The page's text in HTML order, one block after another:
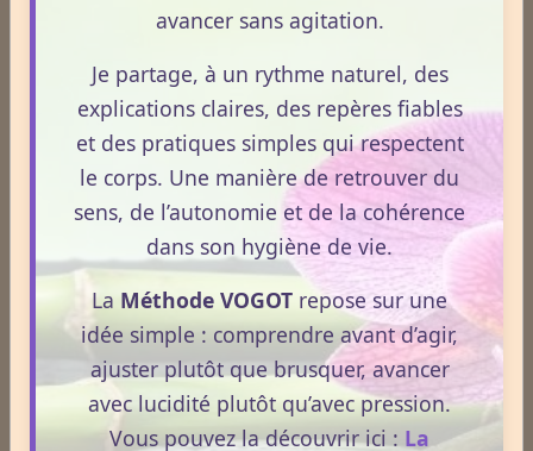
Plusieurs fois par semaine
Une fois par semaine
Une fois par mois
Plus rarement
Voter Voir les résultats
Statistiques
Aujourd'hui
avancer sans agitation.
Je partage, à un rythme naturel, des
explications claires, des repères fiables
et des pratiques simples qui respectent
le corps. Une manière de retrouver du
sens, de l’autonomie et de la cohérence
dans son hygiène de vie.
La Méthode VOGOT repose sur une
idée simple : comprendre avant d’agir,
ajuster plutôt que brusquer, avancer
avec lucidité plutôt qu’avec pression.
Vous pouvez la découvrir ici : La